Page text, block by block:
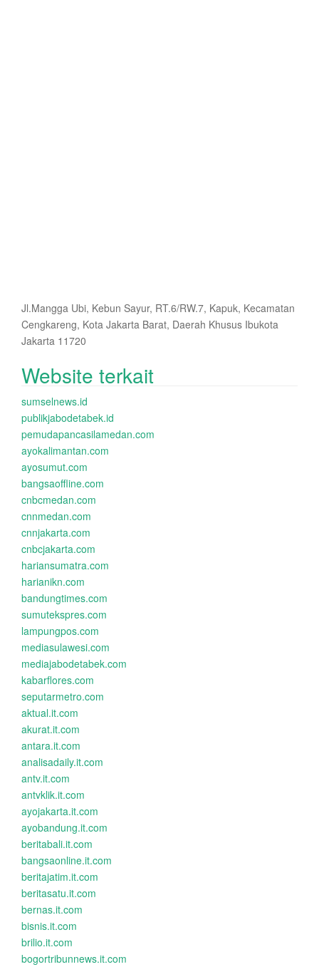
Jl.Mangga Ubi, Kebun Sayur, RT.6/RW.7, Kapuk, Kecamatan
Cengkareng, Kota Jakarta Barat, Daerah Khusus Ibukota
Jakarta 11720
Website terkait
sumselnews.id
publikjabodetabek.id
pemudapancasilamedan.com
ayokalimantan.com
ayosumut.com
bangsaoffline.com
cnbcmedan.com
cnnmedan.com
cnnjakarta.com
cnbcjakarta.com
hariansumatra.com
harianikn.com
bandungtimes.com
sumutekspres.com
lampungpos.com
mediasulawesi.com
mediajabodetabek.com
kabarflores.com
seputarmetro.com
aktual.it.com
akurat.it.com
antara.it.com
analisadaily.it.com
antv.it.com
antvklik.it.com
ayojakarta.it.com
ayobandung.it.com
beritabali.it.com
bangsaonline.it.com
beritajatim.it.com
beritasatu.it.com
bernas.it.com
bisnis.it.com
brilio.it.com
bogortribunnews.it.com